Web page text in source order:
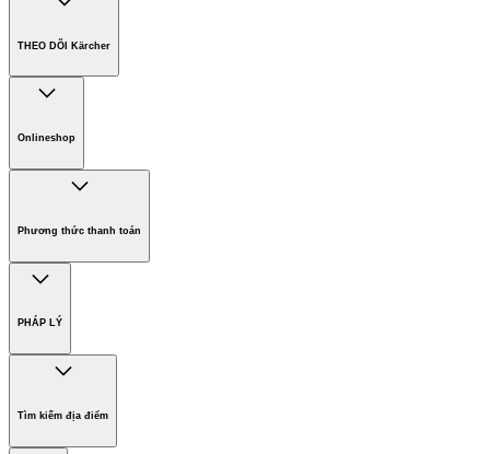
Công ty Karcher
Tuyển dụng
Phát triển bền vững
Chính sách bảo hành các sản phẩm
THEO DÕI Kärcher
Onlineshop
Phương thức thanh toán
Phương thức thanh toán
PHÁP LÝ
Bản quyền
Điều khoản sử dụng website
Chính sách bảo vệ dữ liệu cá nhân
Tìm kiếm địa điểm